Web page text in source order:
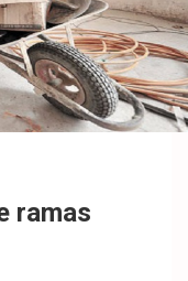
ramas